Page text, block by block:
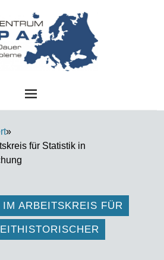
»
für Statistik in
IM ARBEITSKREIS FÜR